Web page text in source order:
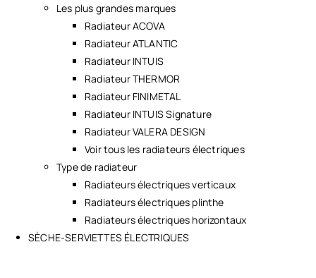
Les plus grandes marques
Radiateur ACOVA
Radiateur ATLANTIC
Radiateur INTUIS
Radiateur THERMOR
Radiateur FINIMETAL
Radiateur INTUIS Signature
Radiateur VALERA DESIGN
Voir tous les radiateurs électriques
Type de radiateur
Radiateurs électriques verticaux
Radiateurs électriques plinthe
Radiateurs électriques horizontaux
SÈCHE-SERVIETTES ÉLECTRIQUES